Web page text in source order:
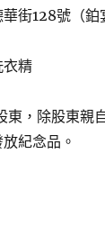
街128號（鉑
衣精
東，除股東親
紀念品。